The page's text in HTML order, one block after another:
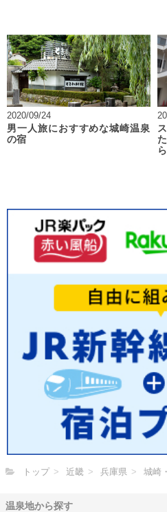
2020/09/24
男一人旅におすすめな城崎温泉
の宿
トップ 近畿 兵庫県 城崎
温泉地から探す